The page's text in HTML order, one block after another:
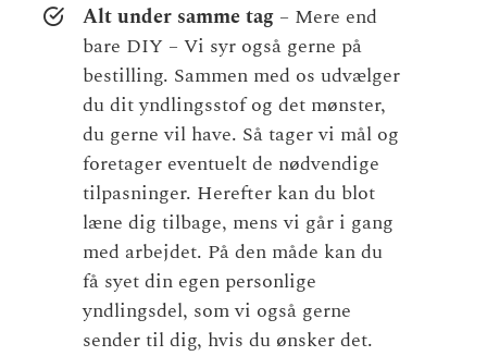
Alt under samme tag – Mere end
bare DIY – Vi syr også gerne på
bestilling. Sammen med os udvælger
du dit yndlingsstof og det mønster,
du gerne vil have. Så tager vi mål og
foretager eventuelt de nødvendige
tilpasninger. Herefter kan du blot
læne dig tilbage, mens vi går i gang
med arbejdet. På den måde kan du
få syet din egen personlige
yndlingsdel, som vi også gerne
sender til dig, hvis du ønsker det.